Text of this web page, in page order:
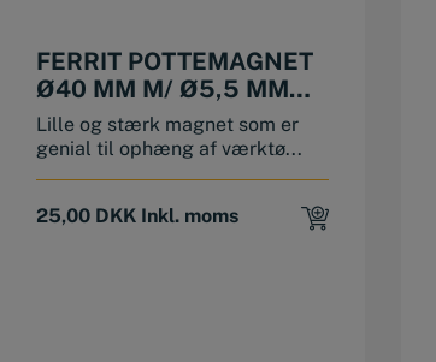
FERRIT POTTEMAGNET
Ø40 MM M/ Ø5,5 MM
HUL
Lille og stærk magnet som er
genial til ophæng af værktø...
25,00 DKK Inkl. moms